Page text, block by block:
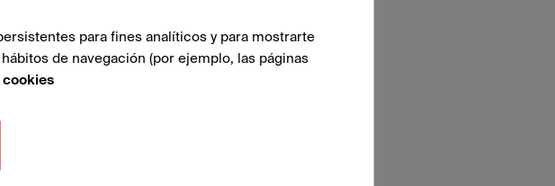
para fines analíticos y para mostrarte
de navegación (por ejemplo, las páginas